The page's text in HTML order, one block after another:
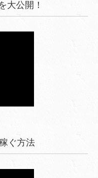
大公開！
ぐ方法